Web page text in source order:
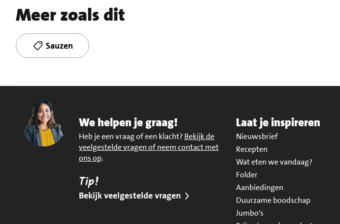
Meer zoals dit
Sauzen
We helpen je graag!
Heb je een vraag of een klacht? Bekijk de
veelgestelde vragen of neem contact met
ons op.
Tip!
Bekijk veelgestelde vragen
Laat je inspireren
Nieuwsbrief
Recepten
Wat eten we vandaag?
Folder
Aanbiedingen
Duurzame boodschap
Jumbo's